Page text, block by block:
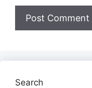
Search